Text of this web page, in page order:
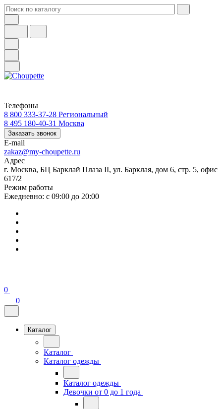
Телефоны
8 800 333-37-28 Региональный
8 495 180-40-31 Москва
Заказать звонок
E-mail
zakaz@my-choupette.ru
Адрес
г. Москва, БЦ Барклай Плаза II, ул. Барклая, дом 6, стр. 5, офис
617/2
Режим работы
Ежедневно: с 09:00 до 20:00
0
0
Каталог
Каталог
Каталог одежды
Каталог одежды
Девочки от 0 до 1 года